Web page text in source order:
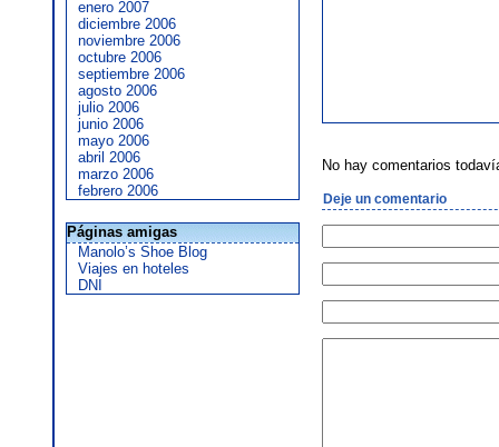
enero 2007
diciembre 2006
noviembre 2006
octubre 2006
septiembre 2006
agosto 2006
julio 2006
junio 2006
mayo 2006
abril 2006
marzo 2006
febrero 2006
Páginas amigas
Manolo’s Shoe Blog
Viajes en hoteles
DNI
No hay comentarios
Deje un comentario